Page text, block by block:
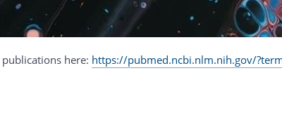
here: https://pubmed.ncbi.nlm.nih.gov/